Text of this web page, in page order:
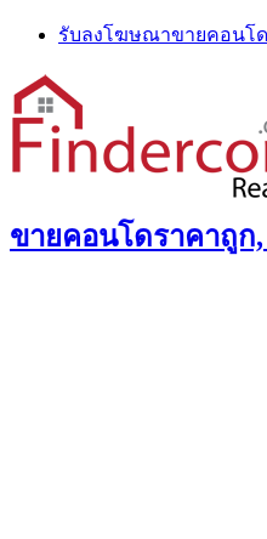
Skip
content
รับลงโฆษณาขายคอนโ
ขายคอนโดราคาถูก